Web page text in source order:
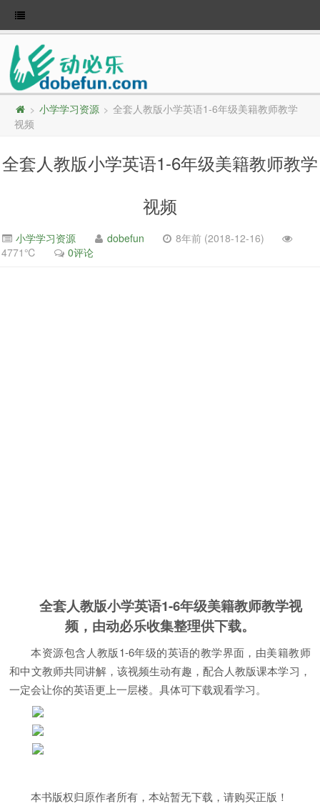
> 小学学习资源 > 全套人教版小学英语1-6年级美籍教师教学
视频
全套人教版小学英语1-6年级美籍教师教学
视频
小学学习资源 dobefun
8年前 (2018-12-16)
4771℃
0评论
全套人教版小学英语1-6年级美籍教师教学视
频，由动必乐收集整理供下载。
本资源包含人教版1-6年级的英语的教学界面，由美籍教师
和中文教师共同讲解，该视频生动有趣，配合人教版课本学习，
一定会让你的英语更上一层楼。具体可下载观看学习。
本书版权归原作者所有，本站暂无下载，请购买正版！